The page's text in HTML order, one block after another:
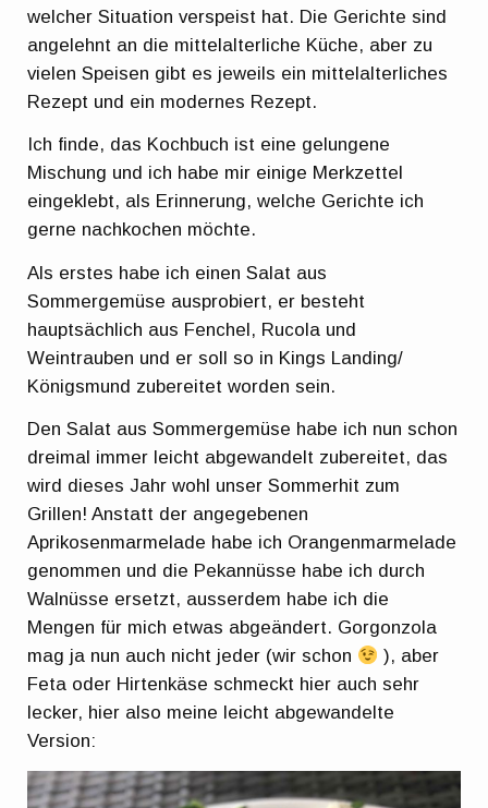
welcher Situation verspeist hat. Die Gerichte sind
angelehnt an die mittelalterliche Küche, aber zu
vielen Speisen gibt es jeweils ein mittelalterliches
Rezept und ein modernes Rezept.
Ich finde, das Kochbuch ist eine gelungene
Mischung und ich habe mir einige Merkzettel
eingeklebt, als Erinnerung, welche Gerichte ich
gerne nachkochen möchte.
Als erstes habe ich einen Salat aus
Sommergemüse ausprobiert, er besteht
hauptsächlich aus Fenchel, Rucola und
Weintrauben und er soll so in Kings Landing/
Königsmund zubereitet worden sein.
Den Salat aus Sommergemüse habe ich nun schon
dreimal immer leicht abgewandelt zubereitet, das
wird dieses Jahr wohl unser Sommerhit zum
Grillen! Anstatt der angegebenen
Aprikosenmarmelade habe ich Orangenmarmelade
genommen und die Pekannüsse habe ich durch
Walnüsse ersetzt, ausserdem habe ich die
Mengen für mich etwas abgeändert. Gorgonzola
mag ja nun auch nicht jeder (wir schon
), aber
Feta oder Hirtenkäse schmeckt hier auch sehr
lecker, hier also meine leicht abgewandelte
Version: